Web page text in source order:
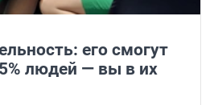
его смогут
людей — вы в их